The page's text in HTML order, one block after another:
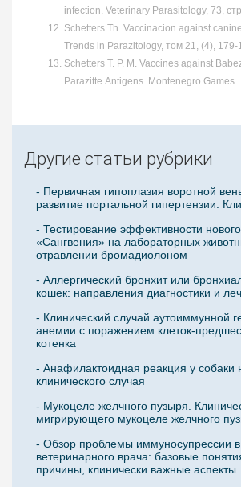
infection. Veterinary Parasitology, 73,
Schetters Th. Vaccinacion against
Trends in Parazitology, том 21, (4), 179-
Schetters T. P. M. Vaccines against
Parazitte Antigens. Montenegro Games.
Другие статьи рубрики
- Первичная гипоплазия воротной
развитие портальной гипертензии.
- Тестирование эффективности
«Сангвения» на лабораторных
отравлении бромадиолоном
- Аллергический бронхит или
кошек: направления диагностики и
- Клинический случай аутоиммунной
анемии с поражением клеток-
котенка
- Анафилактоидная реакция у собаки
клинического случая
- Мукоцеле желчного пузыря.
мигрирующего мукоцеле желчного
- Обзор проблемы иммуносупрессии в
ветеринарного врача: базовые
причины, клинически важные аспекты